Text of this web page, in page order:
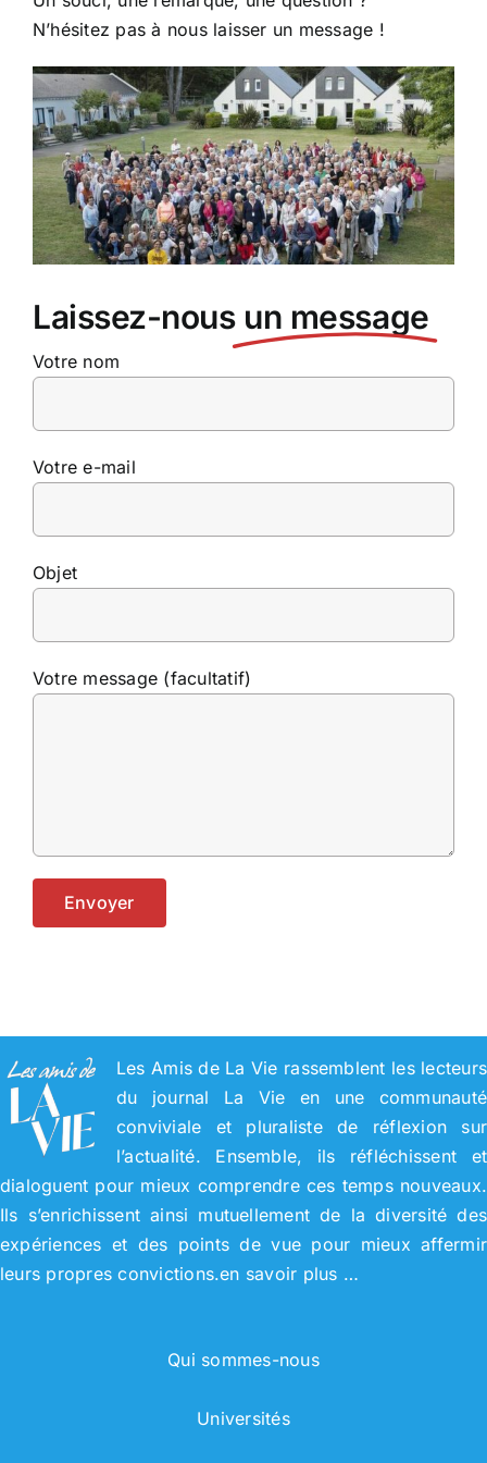
N’hésitez pas à nous laisser un message !
Laissez-nous un message
Votre nom
Votre e-mail
Objet
Votre message (facultatif)
Les Amis de La Vie rassemblent les lecteurs
du journal La Vie en une communauté
conviviale et pluraliste de réflexion sur
l’actualité. Ensemble, ils réfléchissent et
dialoguent pour mieux comprendre ces temps nouveaux.
Ils s’enrichissent ainsi mutuellement de la diversité des
expériences et des points de vue pour mieux affermir
leurs propres convictions.en savoir plus …
Qui sommes-nous
Universités